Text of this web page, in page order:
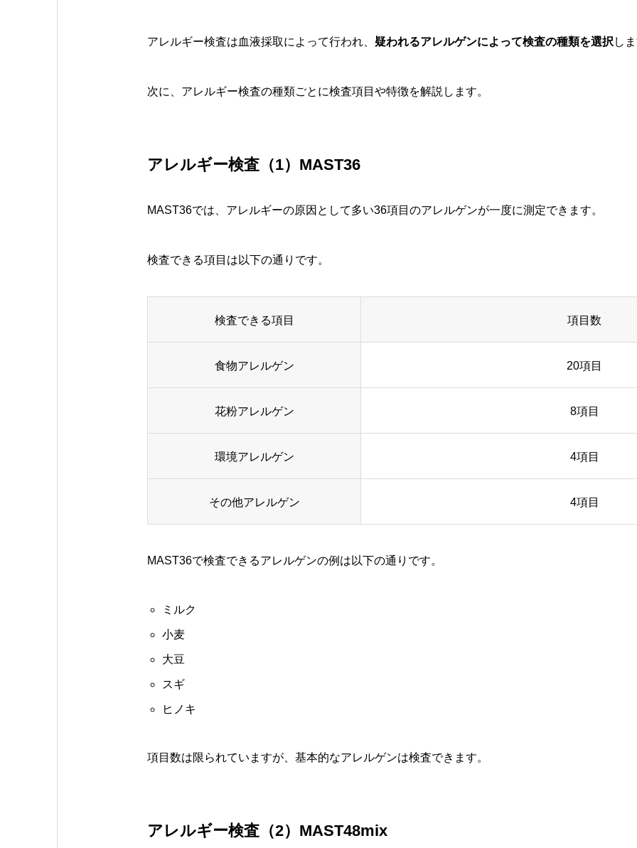
アレルギー検査は血液採取によって行われ、 疑われるアレルゲンによって検査の種類を選択 し
次に、アレルギー検査の種類ごとに検査項目や特徴を解説します。
アレルギー検査（1）MAST36
MAST36では、 アレルギーの原因として多い36項目のアレルゲンが一度に測定できます。
検査できる項目は以下の通りです。
検査できる項目 項目数
食物アレルゲン 20項目
花粉アレルゲン 8項目
環境アレルゲン 4項目
その他アレルゲン 4項目
MAST36で検査できるアレルゲンの例は以下の通りです。
ミルク
小麦
大豆
スギ
ヒノキ
項目数は限られていますが、基本的なアレルゲンは検査できます。
アレルギー検査（2）MAST48mix